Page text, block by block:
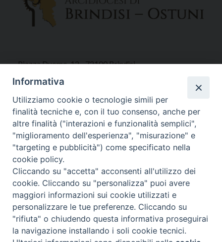
Piazza Duomo, 12 - 72100 Brindisi
Tel 0831.521958
Fax 0831.528315
Orari Curia
Mar. / Mer. / Giov. ore 9 - 13
nei mesi estivi solo Martedì ore 9 - 13
WebMail
Copyright © Arcidiocesi di Brindisi – Ostuni
Informativa
Utilizziamo cookie o tecnologie simili per
finalità tecniche e, con il tuo consenso, anche per
altre finalità ("interazioni e funzionalità semplici",
"miglioramento dell'esperienza", "misurazione" e
"targeting e pubblicità") come specificato nella
cookie policy.
Cliccando su "accetta" acconsenti all'utilizzo dei
cookie. Cliccando su "personalizza" puoi avere
maggiori informazioni sui cookie utilizzati e
personalizzare le tue preferenze. Cliccando su
"rifiuta" o chiudendo questa informativa proseguirai
la navigazione installando i soli cookie tecnici.